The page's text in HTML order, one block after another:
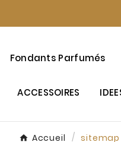
Fondants Parfumés
ACCESSOIRES
Accueil sitemap